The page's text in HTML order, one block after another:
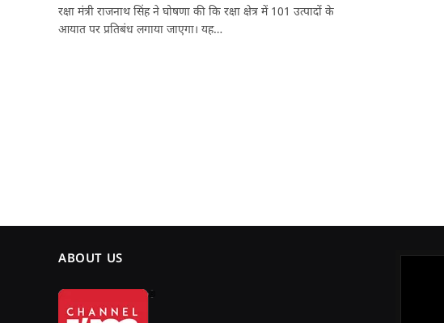
रक्षा मंत्री राजनाथ सिंह ने घोषणा की कि रक्षा क्षेत्र में 101 उत्पादों के
आयात पर प्रतिबंध लगाया जाएगा। यह…
ABOUT US